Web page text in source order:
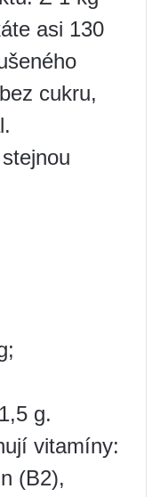
asi 130
cukru,
g.
vitamíny:
(B2),